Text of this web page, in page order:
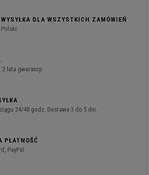
DLA WSZYSTKICH ZAMÓWIEŃ
Polski
2 lata gwarancji
24/48 godz. Dostawa 3 do 5 dni.
PŁATNOŚĆ
PayPal